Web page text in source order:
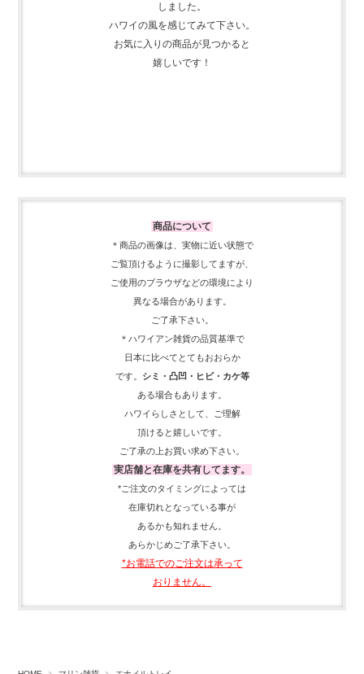
しました。
ハワイの風を感じてみて下さい。
お気に入りの商品が見つかると
嬉しいです！
商品について
＊商品の画像は、実物に近い状態で
ご覧頂けるように撮影してますが、
ご使用のブラウザなどの環境により
異なる場合があります。
ご了承下さい。
＊ハワイアン雑貨の品質基準で
日本に比べてとてもおおらか
です。
シミ・凸凹・ヒビ・カケ等
ある場合もあります。
ハワイらしさとして、
ご理解
頂ける と嬉しいです。
ご了承の上お買い求め下さい。
実店舗と在庫を共有してます。
*ご注文のタイミングによっては
在庫切れとなっている事が
あるかも知れません。
あらかじめご了承下さい。
*お電話でのご注文は承って
おりません。